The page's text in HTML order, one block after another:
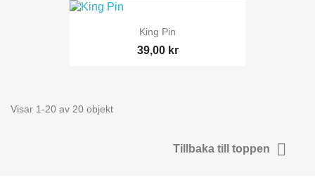
King Pin
39,00 kr
Visar 1-20 av 20 objekt
Tillbaka till toppen 